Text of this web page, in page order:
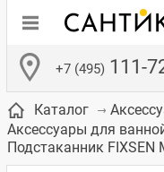
+7 (495) 111-
Каталог
Аксессуары для
Подстаканник FIXSEN